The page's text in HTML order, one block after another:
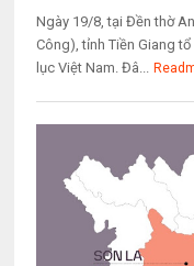
Ngày 19/8, tại Đền thờ
Công), tỉnh Tiền Giang
lục Việt Nam. Đâ...